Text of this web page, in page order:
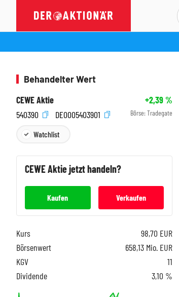
Behandelter Wert
CEWE Aktie
+2,39%
540390
DE0005403901 Börse: Tradegate
Watchlist
CEWEAktie jetzt handeln?
Kaufen Verkaufen
Kurs 98,70 EUR
Börsenwert
658,13 Mio. EUR
KGV
11
Dividende
3,10 %